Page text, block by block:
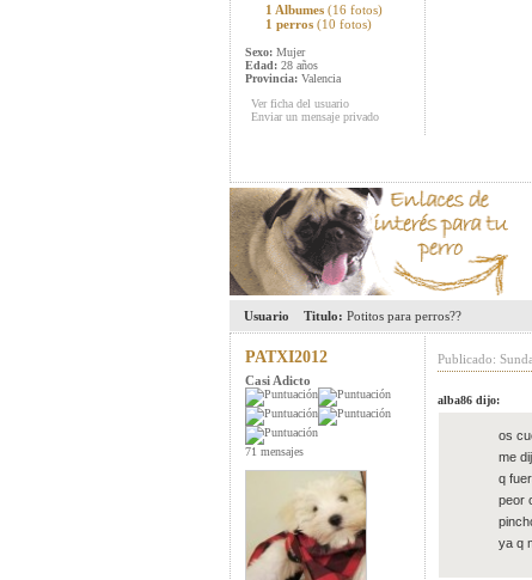
1 Albumes (16 fotos)
1 perros (10 fotos)
Sexo: Mujer
Edad: 28 años
Provincia: Valencia
Ver ficha del usuario
Enviar un mensaje privado
Usuario Titulo: Potitos para perros??
PATXI2012
Casi Adicto
71 mensajes
Publicado:
alba86 dijo:
os
me
q
peor
ya q